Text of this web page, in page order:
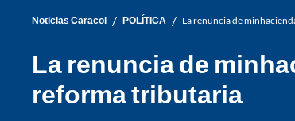
Noticias Caracol / POLÍTICA / La renuncia de
La renuncia de
reforma tributaria